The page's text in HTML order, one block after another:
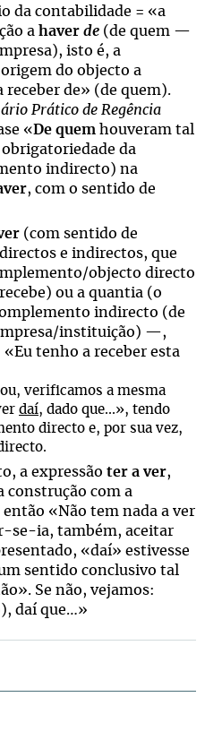
da contabilidade = «a
a haver de (de quem —
isto é, a
do objecto a
receber de» (de quem).
Prático de Regência
«De quem houveram tal
da
indirecto) na
, com o sentido de
(com sentido de
e indirectos, que
objecto directo
ou a quantia (o
indirecto (de
instituição) —,
tenho a receber esta
verificamos a mesma
daí, dado que...», tendo
directo e, por sua vez,
a expressão ter a ver,
construção com a
«Não tem nada a ver
se-ia, também, aceitar
«daí» estivesse
sentido conclusivo tal
Se não, vejamos:
daí que…»